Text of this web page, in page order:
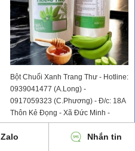
Bột Chuối Xanh Trang Thư - Hotline:
0939041477 (A.Long) -
0917059323 (C.Phương) - Đ/c: 18A
Thôn Kẻ Đọng - Xã Đức Minh -
Huyện ĐăkMil - Tỉnh Đăknông
Cung Cấp Sỉ Lẻ Bột Phô Mai, Bánh
Zalo Nhắn tin